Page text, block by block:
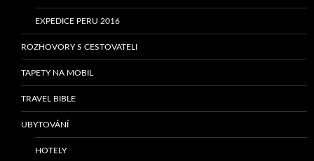
EXPEDICE PERU 2016
ROZHOVORY S CESTOVATELI
TAPETY NA MOBIL
TRAVEL BIBLE
UBYTOVÁNÍ
HOTELY